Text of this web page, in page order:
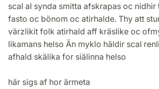
scal al synda smitta afskrapas oc nidhir
fasto oc bönom oc atirhalde. Thy att
värzlikit folk atirhald aff kräslike oc
likamans helso Än myklo häldir scal
afhald skälika for siälinna helso
här sigs af hor ärmeta